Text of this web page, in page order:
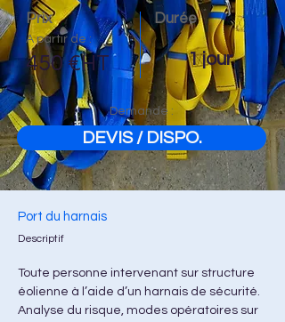
Prix Durée
A partir de :
450 €HT 1 jour
Demande :
DEVIS / DISPO.
Port du harnais
Descriptif
Toute personne intervenant sur structure
éolienne à l’aide d’un harnais de sécurité.
Analyse du risque, modes opératoires sur